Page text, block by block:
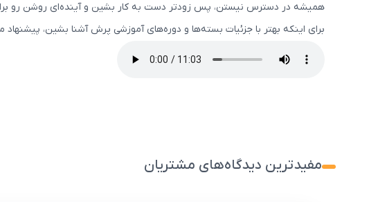
همیشه در دسترس نیستن، پس زودتر دست به کار بشین و آینده‌ای روشن رو
برای اینکه بهتر با جزئیات بسته‌ها و دوره‌های آموزشی پرش آشنا بشین،
مفیدترین دیدگاه‌های مشتریان